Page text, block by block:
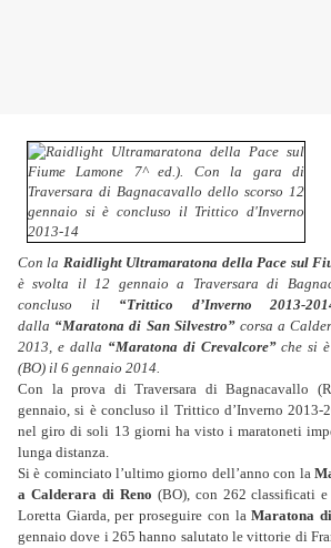
Con la Raidlight Ultramaratona della Pace sul
è svolta il 12 gennaio a Traversara di
concluso il “Trittico d’Inverno 2013-
dalla “Maratona di San Silvestro”corsa a
2013, e dalla “Maratona di Crevalcore”che si è
(BO) il 6 gennaio 2014.
Con la prova di Traversara di Bagnacavallo
gennaio, si è concluso il Trittico d’Inverno 2013-
nel giro di soli 13 giorni ha visto i maratoneti
lunga distanza.
Si è cominciato l’ultimo giorno dell’anno con la
a Calderara di Reno (BO), con 262 classificati
Loretta Giarda, per proseguire con laMaratona
gennaio dove i 265 hanno salutato le vittorie di